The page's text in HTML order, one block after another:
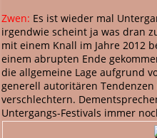
Zwen: Es ist wieder mal
irgendwie scheint ja was dran
mit einem Knall im Jahre 2012
einem abrupten Ende
die allgemeine Lage aufgrund
generell autoritären
verschlechtern.
Untergangs-Festivals immer